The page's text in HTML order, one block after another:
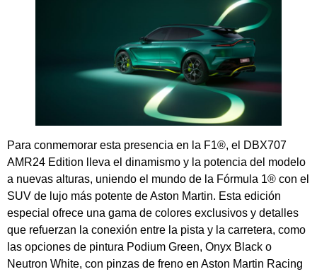
Para conmemorar esta presencia en la F1®, el DBX707
AMR24 Edition lleva el dinamismo y la potencia del modelo
a nuevas alturas, uniendo el mundo de la Fórmula 1® con el
SUV de lujo más potente de Aston Martin. Esta edición
especial ofrece una gama de colores exclusivos y detalles
que refuerzan la conexión entre la pista y la carretera, como
las opciones de pintura Podium Green, Onyx Black o
Neutron White, con pinzas de freno en Aston Martin Racing